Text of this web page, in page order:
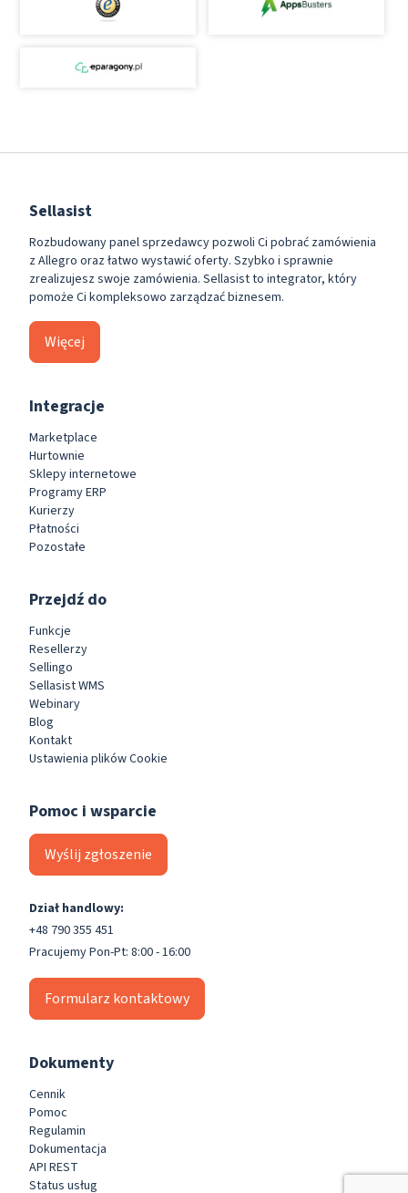
Sellasist
Rozbudowany panel sprzedawcy pozwoli Ci pobrać zamówienia
z Allegro oraz łatwo wystawić oferty. Szybko i sprawnie
zrealizujesz swoje zamówienia. Sellasist to integrator, który
pomoże Ci kompleksowo zarządzać biznesem.
Więcej
Integracje
Marketplace
Hurtownie
Sklepy internetowe
Programy ERP
Kurierzy
Płatności
Pozostałe
Przejdź do
Funkcje
Resellerzy
Sellingo
Sellasist WMS
Webinary
Blog
Kontakt
Ustawienia plików Cookie
Pomoc i wsparcie
Wyślij zgłoszenie
Dział handlowy:
+48 790 355 451
Pracujemy Pon-Pt: 8:00 - 16:00
Formularz kontaktowy
Dokumenty
Cennik
Pomoc
Regulamin
Dokumentacja
API REST
Status usług